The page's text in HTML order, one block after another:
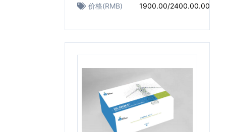
价格(RMB)
1900.00/2400.00.00